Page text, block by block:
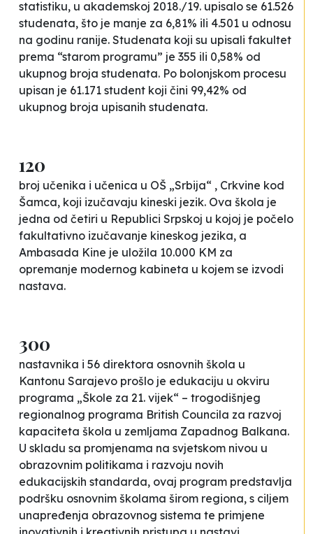
statistiku, u akademskoj 2018./19. upisalo se 61.526
studenata, što je manje za 6,81% ili 4.501 u odnosu
na godinu ranije. Studenata koji su upisali fakultet
prema “starom programu” je 355 ili 0,58% od
ukupnog broja studenata. Po bolonjskom procesu
upisan je 61.171 student koji čini 99,42% od
ukupnog broja upisanih studenata.
120
broj učenika i učenica u OŠ „Srbija“ , Crkvine kod
Šamca, koji izučavaju kineski jezik. Ova škola je
jedna od četiri u Republici Srpskoj u kojoj je počelo
fakultativno izučavanje kineskog jezika, a
Ambasada Kine je uložila 10.000 KM za
opremanje modernog kabineta u kojem se izvodi
nastava.
300
nastavnika i 56 direktora osnovnih škola u
Kantonu Sarajevo prošlo je edukaciju u okviru
programa „Škole za 21. vijek“ – trogodišnjeg
regionalnog programa British Councila za razvoj
kapaciteta škola u zemljama Zapadnog Balkana.
U skladu sa promjenama na svjetskom nivou u
obrazovnim politikama i razvoju novih
edukacijskih standarda, ovaj program predstavlja
podršku osnovnim školama širom regiona, s ciljem
unapređenja obrazovnog sistema te primjene